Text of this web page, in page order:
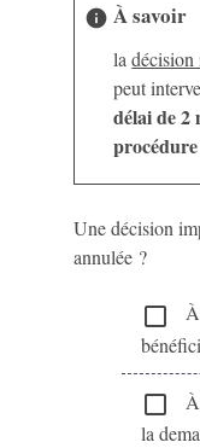
info À savoir
ladécision
peut
délai de 2
Une décision
annulée ?
check_box_outline_blank
check_box_outline_blank
la